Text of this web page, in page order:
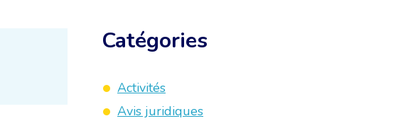
Catégories
Activités
Avis juridiques